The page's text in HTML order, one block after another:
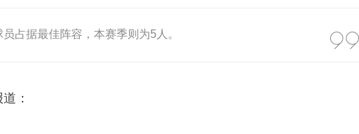
占据最佳阵容，本赛季则为5人。
：